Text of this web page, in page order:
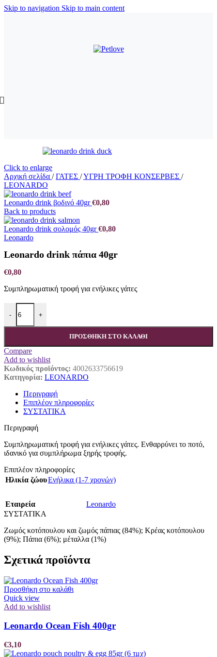
Skip to navigation Skip to main content
Click to enlarge
Αρχική σελίδα / ΓΑΤΕΣ /ΥΓΡΗ ΤΡΟΦΗ ΚΟΝΣΕΡΒΕΣ /
LEONARDO
Leonardo drink βοδινό 40gr€0,80
Back to products
Leonardo drink σολομός 40gr€0,80
Leonardo
Leonardo drink πάπια 40gr
€0,80
Συμπληρωματική τροφή για ενήλικες γάτες
-
Leonardo drink πάπια 40gr ποσότητα
+
ΠΡΟΣΘΉΚΗ ΣΤΟ ΚΑΛΆΘΙ
Compare
Add to wishlist
Κωδικός προϊόντος: 4002633756619
Κατηγορία: LEONARDO
Περιγραφή
Επιπλέον πληροφορίες
ΣΥΣΤΑΤΙΚΑ
Περιγραφή
Συμπληρωματική τροφή για ενήλικες γάτες. Ενθαρρύνει το ποτό,
ιδανικό για συμπλήρωμα ξηρής τροφής.
Επιπλέον πληροφορίες
Ηλικία ζώουΕνήλικα (1-7 χρονών)
Εταιρεία
Leonardo
ΣΥΣΤΑΤΙΚΑ
Ζωμός κοτόπουλου και ζωμός πάπιας (84%); Κρέας κοτόπουλου
(9%); Πάπια (6%); μέταλλα (1%)
Σχετικά προϊόντα
Προσθήκη στο καλάθι
Quick view
Add to wishlist
Leonardo Ocean Fish 400gr
€3,10